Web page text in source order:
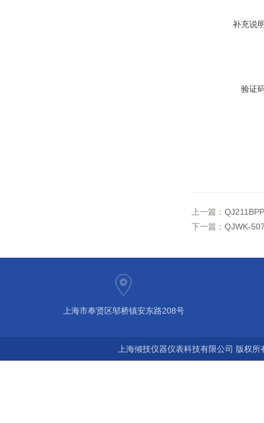
补充说
验证
上一篇：
下一篇： QJWK-
上海市奉贤区邬桥镇安东路208号
上海倾技仪器仪表科技有限公司 版权